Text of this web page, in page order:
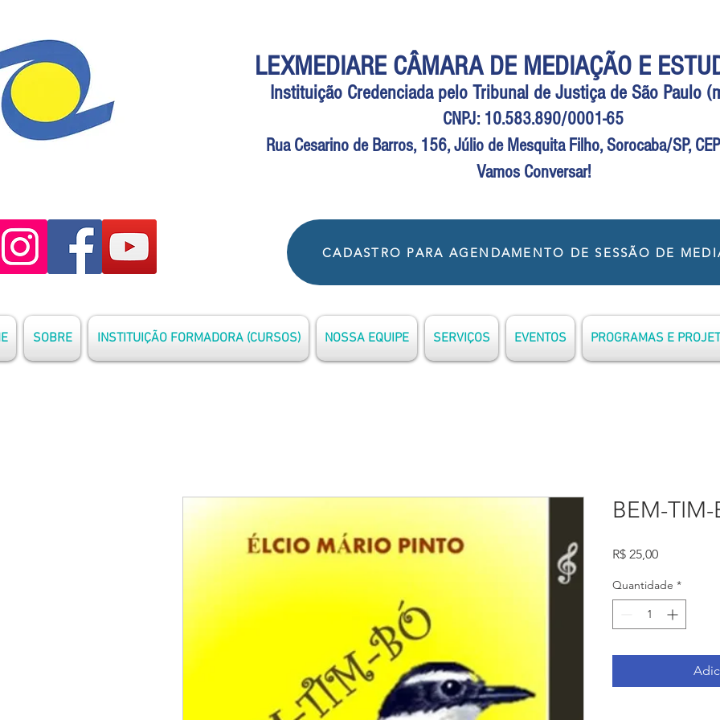
LEXMEDIARE CÂMARA DE MEDIAÇÃO E
Instituição Credenciada pelo Tribunal de Justiça de São Paulo
CNPJ: 10.583.890/0001-65
Rua Cesarino de Barros, 156, Júlio de Mesquita Filho, Sorocaba/SP,
Vamos Conversar!
CADASTRO PARA AGENDAMENTO DE SESSÃO DE
SOBRE INSTITUIÇÃO FORMADORA (CURSOS) NOSSA EQUIPE SERVIÇOS EVENTOS PROGRAMAS E
BEM-TIM-
R$ 25,00Preço
Quantidade *